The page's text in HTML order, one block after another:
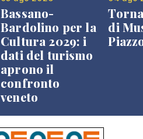
Bassano-
Bardolino per la
Cultura 2029: i
dati del turismo
aprono il
confronto
veneto
di